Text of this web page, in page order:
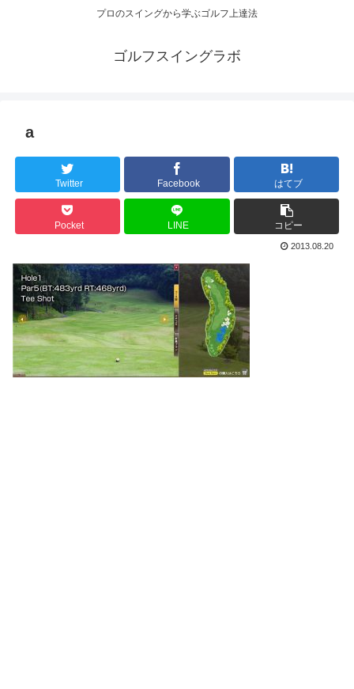
プロのスイングから学ぶゴルフ上達法
ゴルフスイングラボ
a
Twitter Facebook はてブ
Pocket LINE コピー
2013.08.20